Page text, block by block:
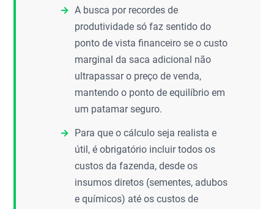
A busca por recordes de
produtividade só faz sentido do
ponto de vista financeiro se o custo
marginal da saca adicional não
ultrapassar o preço de venda,
mantendo o ponto de equilíbrio em
um patamar seguro.
Para que o cálculo seja realista e
útil, é obrigatório incluir todos os
custos da fazenda, desde os
insumos diretos (sementes, adubos
e químicos) até os custos de